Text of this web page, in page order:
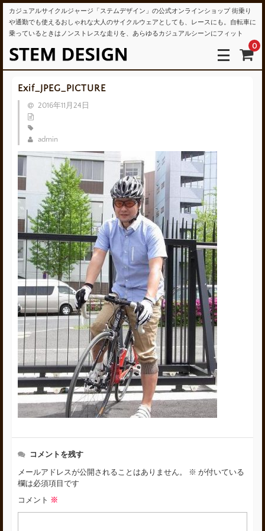
カジュアルサイクルジャージ「ステムデザイン」の公式オンラインショップ 街乗り
や通勤でも使えるおしゃれな大人のサイクルウェアとしても、レースにも。自転車に
乗っているときはノンストレスな走りを、あらゆるカジュアルシーンにフィット
0
Exif_JPEG_PICTURE
2016年11月24日
admin
コメントを残す
メールアドレスが公開されることはありません。 ※ が付いている
欄は必須項目です
コメント ※